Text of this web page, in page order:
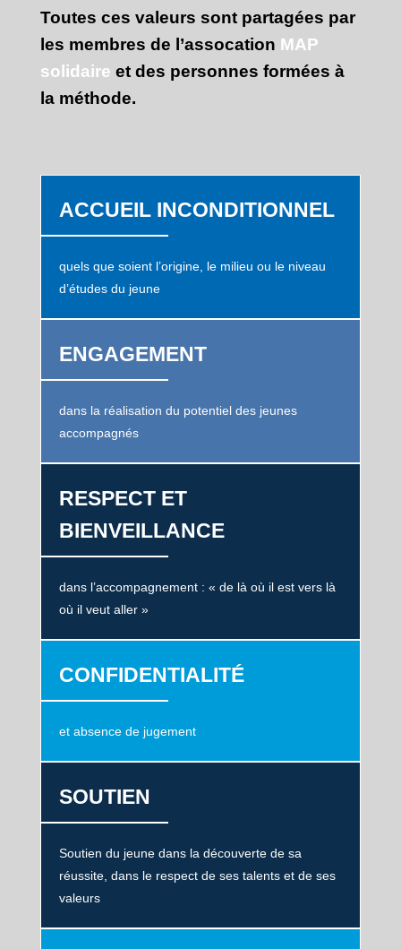
Toutes ces valeurs sont partagées par
les membres de l’assocation MAP
solidaire et des personnes formées à
la méthode.
ACCUEIL INCONDITIONNEL
quels que soient l’origine, le milieu ou le niveau
d’études du jeune
ENGAGEMENT
dans la réalisation du potentiel des jeunes
accompagnés
RESPECT ET
BIENVEILLANCE
dans l’accompagnement : « de là où il est vers là
où il veut aller »
CONFIDENTIALITÉ
et absence de jugement
SOUTIEN
Soutien du jeune dans la découverte de sa
réussite, dans le respect de ses talents et de ses
valeurs